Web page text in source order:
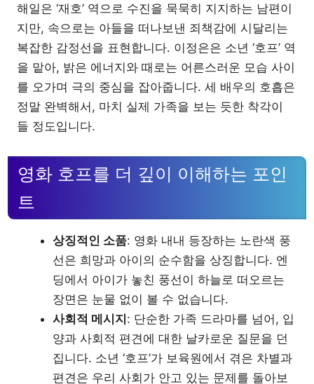
해일은 ‘재호’ 역으로 수진을 묵묵히 지지하는 남편이
지만, 속으로는 아들을 떠나보낸 죄책감에 시달리는
복잡한 감정선을 표현합니다. 이정은은 소년 ‘호프’ 역
을 맡아, 밝은 에너지와 때로는 어른스러운 모습 사이
를 오가며 극의 중심을 잡아줍니다. 세 배우의 호흡은
정말 완벽해서, 마치 실제 가족을 보는 듯한 착각이
들 정도입니다.
영화 호프를 더 깊이 이해하는 포인
트
상징적인 소품: 영화 내내 등장하는 노란색 풍
선은 희망과 아이의 순수함을 상징합니다. 엔
딩에서 아이가 놓친 풍선이 하늘로 떠오르는
장면은 눈물 없이 볼 수 없습니다.
사회적 메시지 : 단순한 가족 드라마를 넘어, 입
양과 사회적 편견에 대한 날카로운 질문을 던
집니다. 소년 ‘호프’가 보육원에서 겪은 차별과
편견은 우리 사회가 안고 있는 문제를 돌아보